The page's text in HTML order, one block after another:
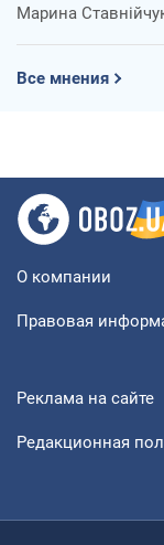
Марина
Все мнения
О компании
Правовая
Реклама на сайте
Редакционная